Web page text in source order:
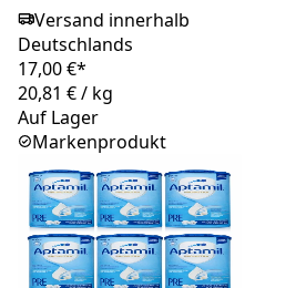
Versand innerhalb
Deutschlands
17,00 €*
20,81 €/ kg
Auf Lager
Markenprodukt